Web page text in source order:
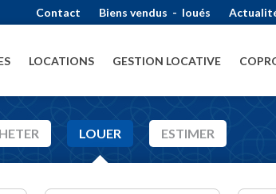
Contact Biens vendus - loués
LOCATIONS GESTION LOCATIVE
LOUER ESTIMER